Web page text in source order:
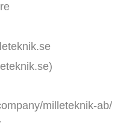
milleteknik-ab/